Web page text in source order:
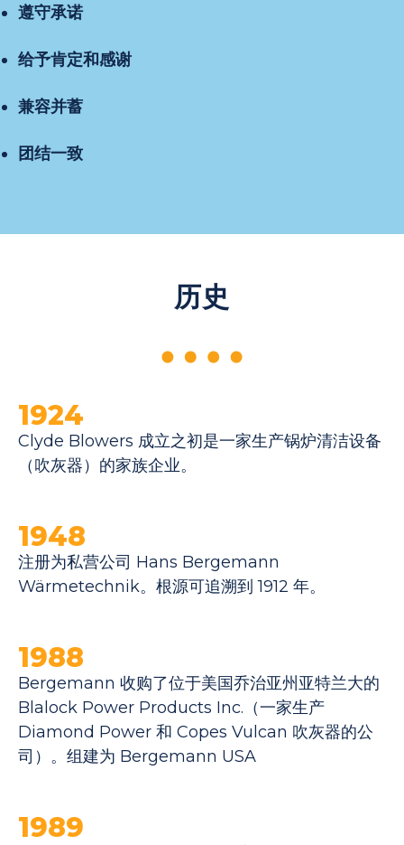
遵守承诺
给予肯定和感谢
兼容并蓄
团结一致
历史
1924
Clyde Blowers 成立之初是一家生产锅炉清洁设备
（吹灰器）的家族企业。
1948
注册为私营公司 Hans Bergemann
Wärmetechnik。根源可追溯到 1912 年。
1988
Bergemann 收购了位于美国乔治亚州亚特兰大的
Blalock Power Products Inc.（一家生产
Diamond Power 和 Copes Vulcan 吹灰器的公
司）。组建为 Bergemann USA
1989